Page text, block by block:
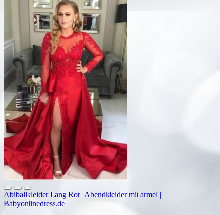
Abiballkleider Lang Rot | Abendkleider mit armel |
Babyonlinedress.de